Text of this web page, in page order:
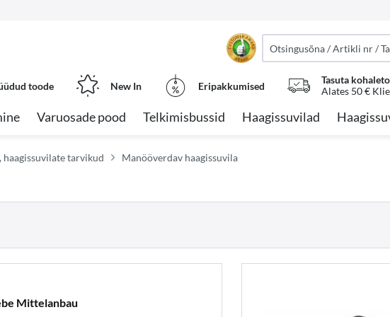
toode New In Eripakkumised
Tasuta
Alates 50 €
Varuosade pood Telkimisbussid Haagissuvilad
tarvikud Manööverdav haagissuvila
Mittelanbau